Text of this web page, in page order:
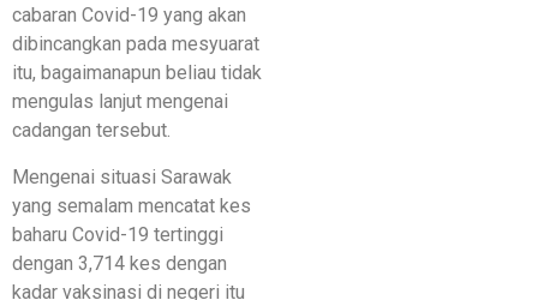
cabaran Covid-19 yang akan
dibincangkan pada mesyuarat
itu, bagaimanapun beliau tidak
mengulas lanjut mengenai
cadangan tersebut.
Mengenai situasi Sarawak
yang semalam mencatat kes
baharu Covid-19 tertinggi
dengan 3,714 kes dengan
kadar vaksinasi di negeri itu